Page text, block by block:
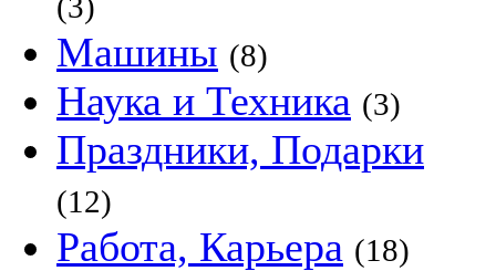
Машины (8)
Наука и Техника (3)
Праздники, Подарки
(12)
Работа, Карьера (18)